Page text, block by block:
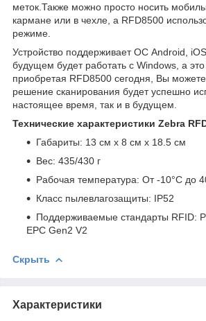
меток.Также можно просто носить
кармане или в чехле, а RFD8500
режиме.
Устройство поддерживает ОС Android,
будущем будет работать с Windows, а это
приобретая RFD8500 сегодня, Вы
решение сканирования будет успешно
настоящее время, так и в будущем.
Технические характеристики Zebra
Габариты: 13 см x 8 см x 18.5 см
Вес: 435/430 г
Рабочая температура: От -10°C до
Класс пылевлагозащиты: IP52
Поддерживаемые стандарты RFID:
EPC Gen2 V2
Скрыть
Характеристики